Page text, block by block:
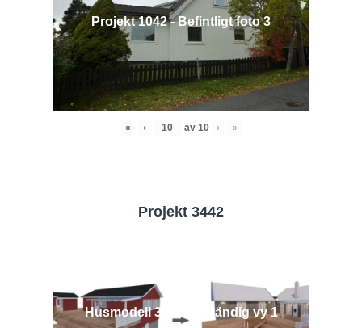
Projekt 1042 - Befintligt foto 3
« ‹ av 10 › »
Projekt 3442
Husmodell 3442 - Utvändig vy 1